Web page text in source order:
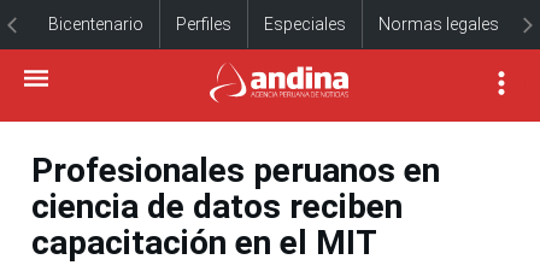
Bicentenario Perfiles Especiales Normas legales
Profesionales peruanos en
ciencia de datos reciben
capacitación en el MIT